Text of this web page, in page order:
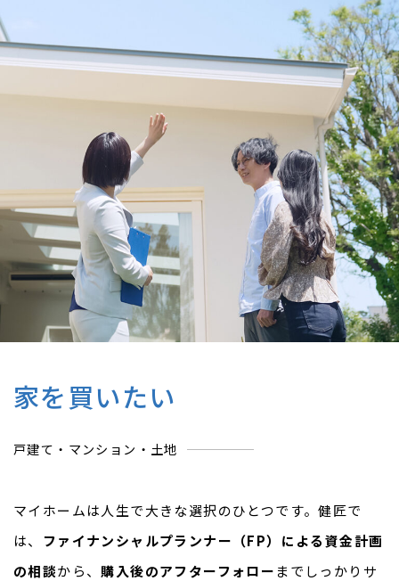
家を買いたい
戸建て・マンション・土地
マイホームは人生で大きな選択のひとつです。健匠で
は、
ファイナンシャルプランナー（FP）による資金計画
の相談から、 購入後のアフターフォロー までしっかりサ